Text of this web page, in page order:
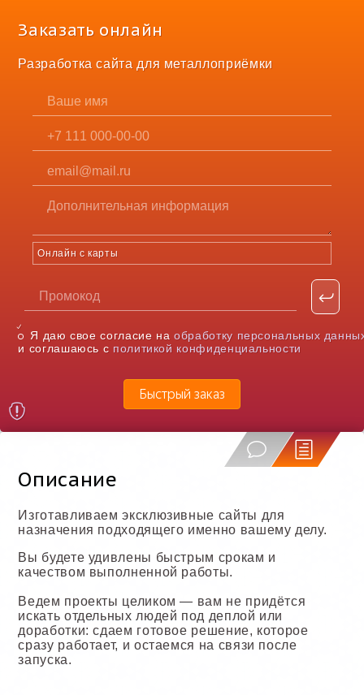
Заказать онлайн
Разработка сайта для металлоприёмки
Онлайн с карты
Я даю свое согласие наобработку персональных
и соглашаюсь с политикой конфиденциальности
Быстрый заказ
Описание
Изготавливаем эксклюзивные сайты для
назначения подходящего именно вашему делу.
Вы будете удивлены быстрым срокам и
качеством выполненной работы.
Ведем проекты целиком — вам не придётся
искать отдельных людей под деплой или
доработки: сдаем готовое решение, которое
сразу работает, и остаемся на связи после
запуска.